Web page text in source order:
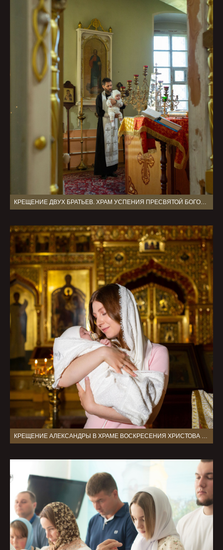
КРЕЩЕНИЕ ДВУХ БРАТЬЕВ. ХРАМ УСПЕНИЯ ПРЕСВЯТОЙ БОГОРОДИЦЫ
КРЕЩЕНИЕ АЛЕКСАНДРЫ В ХРАМЕ ВОСКРЕСЕНИЯ ХРИСТОВА В ВОСКРЕСЕНСКОМ Г МОСКВА ОЕ